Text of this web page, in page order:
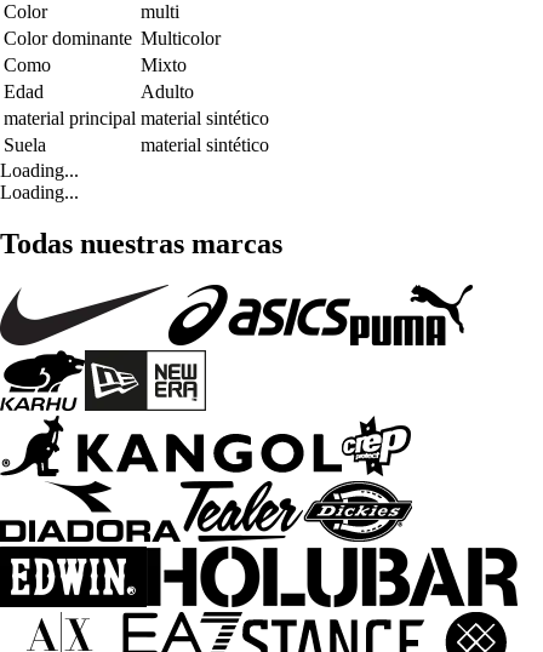
Color
multi
Color dominante Multicolor
Como
Mixto
Edad
Adulto
material principal material sintético
Suela
material sintético
Loading...
Loading...
Todas nuestras marcas